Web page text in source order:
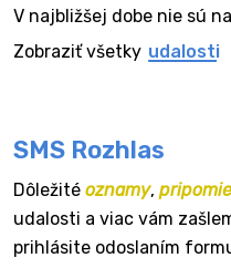
V najbližšej dobe nie sú
Zobraziť všetky udalosti
SMS Rozhlas
Dôležité oznamy,
udalosti a viac vám
prihlásite odoslaním